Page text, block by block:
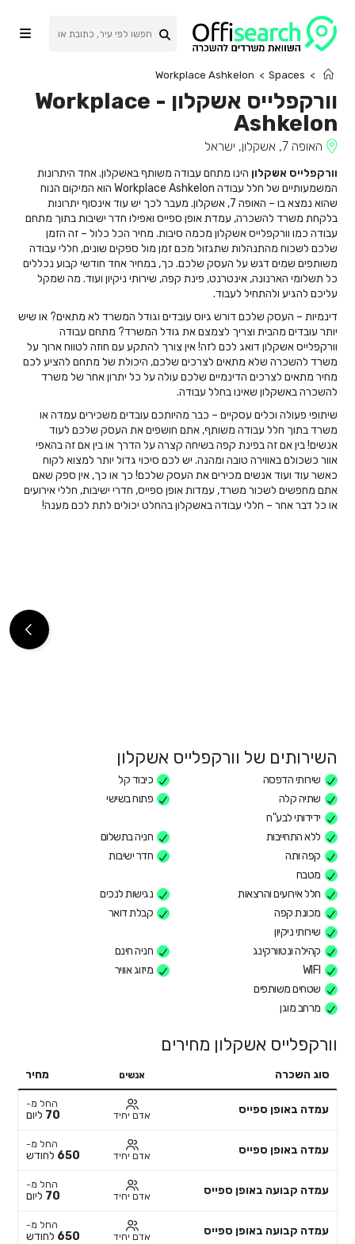
content
>
Spaces
>
Workplace Ashkelon
וורקפלייס אשקלון -
Workplace
Ashkelon
האופה 7, אשקלון, ישראל
וורקפלייס אשקלון הינו מתחם עבודה משותף באשקלון. אחד היתרונות
המשמעותיים של חלל עבודה Workplace Ashkelon הוא המיקום הנוח
שהוא נמצא בו – האופה 7, אשקלון. מעבר לכך יש עוד אינסוף יתרונות
בלקחת משרד להשכרה, עמדת אופן ספייס ואפילו חדר ישיבות בתוך מתחם
עבודה כמו וורקפלייס אשקלון מכמה סיבות. מחיר הכל כלול – זה הזמן
שלכם לשכוח מהתנהלות שתגזול מכם זמן מול ספקים שונים, חללי עבודה
משותפים שמים דגש על העסק שלכם. כך, במחיר אחד חודשי קבוע נכללים
כל תשלומי הארנונה, אינטרנט, פינת קפה, שירותי ניקיון ועוד. מה שמקל
עליכם להגיע ולהתחיל לעבוד.
דינמיות – העסק שלכם דורש גיוס עובדים וגודל המשרד לא מתאים? או שיש
יותר עובדים מהבית וצריך לצמצם את גודל המשרד? מתחם עבודה
וורקפלייס אשקלון דואג לכם לזה! אין צורך להתקע עם חוזה לטווח ארוך על
משרד להשכרה שלא מתאים לצרכים שלכם, היכולת של מתחם להציע לכם
מחיר מתאים לצרכים הדינמיים שלכם עולה על כל יתרון אחר של משרד
להשכרה באשקלון שאינו בחלל עבודה.
שיתופי פעולה וכלים עסקיים – כבר מהיותכם עובדים משכירים עמדה או
משרד בתוך חלל עבודה משותף, אתם חושפים את העסק שלכם לעוד
אנשים! בין אם זה בפינת קפה בשיחה קצרה על הדרך או בין אם זה בהאפי
אוור כשכולם באווירה טובה ומהנה. יש לכם סיכוי גדול יותר למצוא לקוח
כאשר עוד ועוד אנשים מכירים את העסק שלכם! כך או כך, אין ספק שאם
אתם מחפשים לשכור משרד, עמדות אופן ספייס, חדרי ישיבות, חללי אירועים
או כל דבר אחר – חללי עבודה באשקלון בהחלט יכולים לתת לכם מענה!
השירותים של וורקפלייס אשקלון
שירותי הדפסה
כיבוד קל
שתיה קלה
פתוח בשישי
ידידותי לבע"ח
ללא התחייבות
חניה בתשלום
קפה ותה
חדר ישיבות
מטבח
חלל אירועים והרצאות
נגישות לנכים
מכונת קפה
קבלת דואר
שירותי ניקיון
קהילה ונטוורקינג
חניה חינם
WIFI
מיזוג אוויר
שטחים משותפים
מרחב מוגן
וורקפלייס אשקלון מחירים
סוג השכרה אנשים מחיר
עמדה באופן ספייס אדם יחיד
החל מ-
70 ליום
עמדה באופן ספייס אדם יחיד
החל מ-
650 לחודש
עמדה קבועה באופן ספייס אדם יחיד
החל מ-
70 ליום
עמדה קבועה באופן ספייס אדם יחיד
החל מ-
650 לחודש